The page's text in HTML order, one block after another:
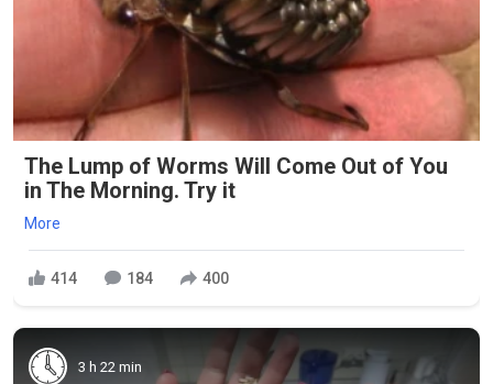
The Lump of Worms Will Come Out of You
in The Morning. Try it
More
414 184 400
3 h 22 min